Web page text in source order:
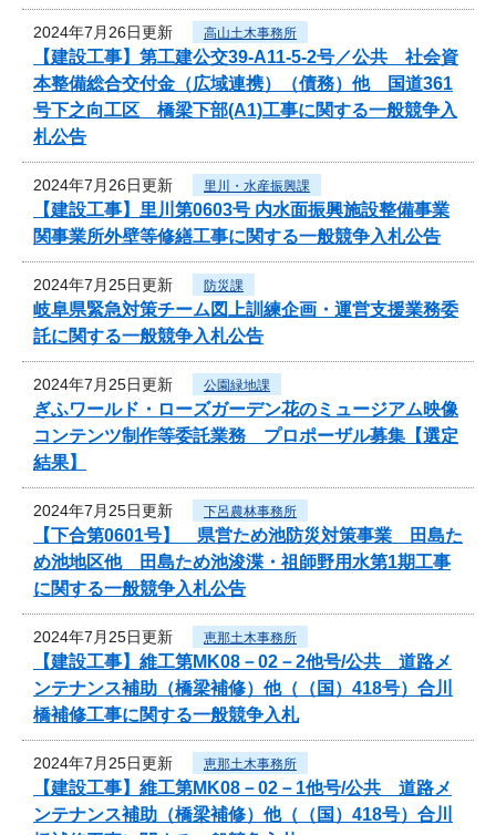
2024年7月26日更新 高山土木事務所
【建設工事】第工建公交39-A11-5-2号／公共 社会資
本整備総合交付金（広域連携）（債務）他 国道361
号下之向工区 橋梁下部(A1)工事に関する一般競争入
札公告
2024年7月26日更新 里川・水産振興課
【建設工事】里川第0603号 内水面振興施設整備事業
関事業所外壁等修繕工事に関する一般競争入札公告
2024年7月25日更新 防災課
岐阜県緊急対策チーム図上訓練企画・運営支援業務委
託に関する一般競争入札公告
2024年7月25日更新 公園緑地課
ぎふワールド・ローズガーデン花のミュージアム映像
コンテンツ制作等委託業務 プロポーザル募集【選定
結果】
2024年7月25日更新 下呂農林事務所
【下合第0601号】 県営ため池防災対策事業 田島た
め池地区他 田島ため池浚渫・祖師野用水第1期工事
に関する一般競争入札公告
2024年7月25日更新 恵那土木事務所
【建設工事】維工第MK08－02－2他号/公共 道路メ
ンテナンス補助（橋梁補修）他（（国）418号）合川
橋補修工事に関する一般競争入札
2024年7月25日更新 恵那土木事務所
【建設工事】維工第MK08－02－1他号/公共 道路メ
ンテナンス補助（橋梁補修）他（（国）418号）合川